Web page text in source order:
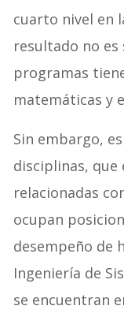
cuarto nivel en
resultado no
programas
matemáticas y
Sin embargo,
disciplinas,
relacionadas
ocupan
desempeño de
Ingeniería de
se encuentran